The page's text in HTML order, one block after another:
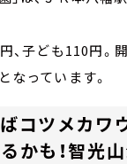
、子ども110円。
なっています。
コツメカワ
かも！智光